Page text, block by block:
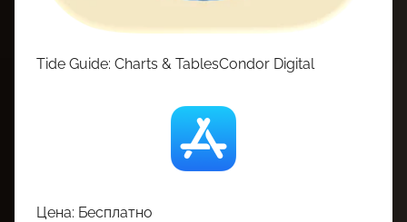
Tide Guide: Charts & TablesCondor Digital
Цена: Бесплатно